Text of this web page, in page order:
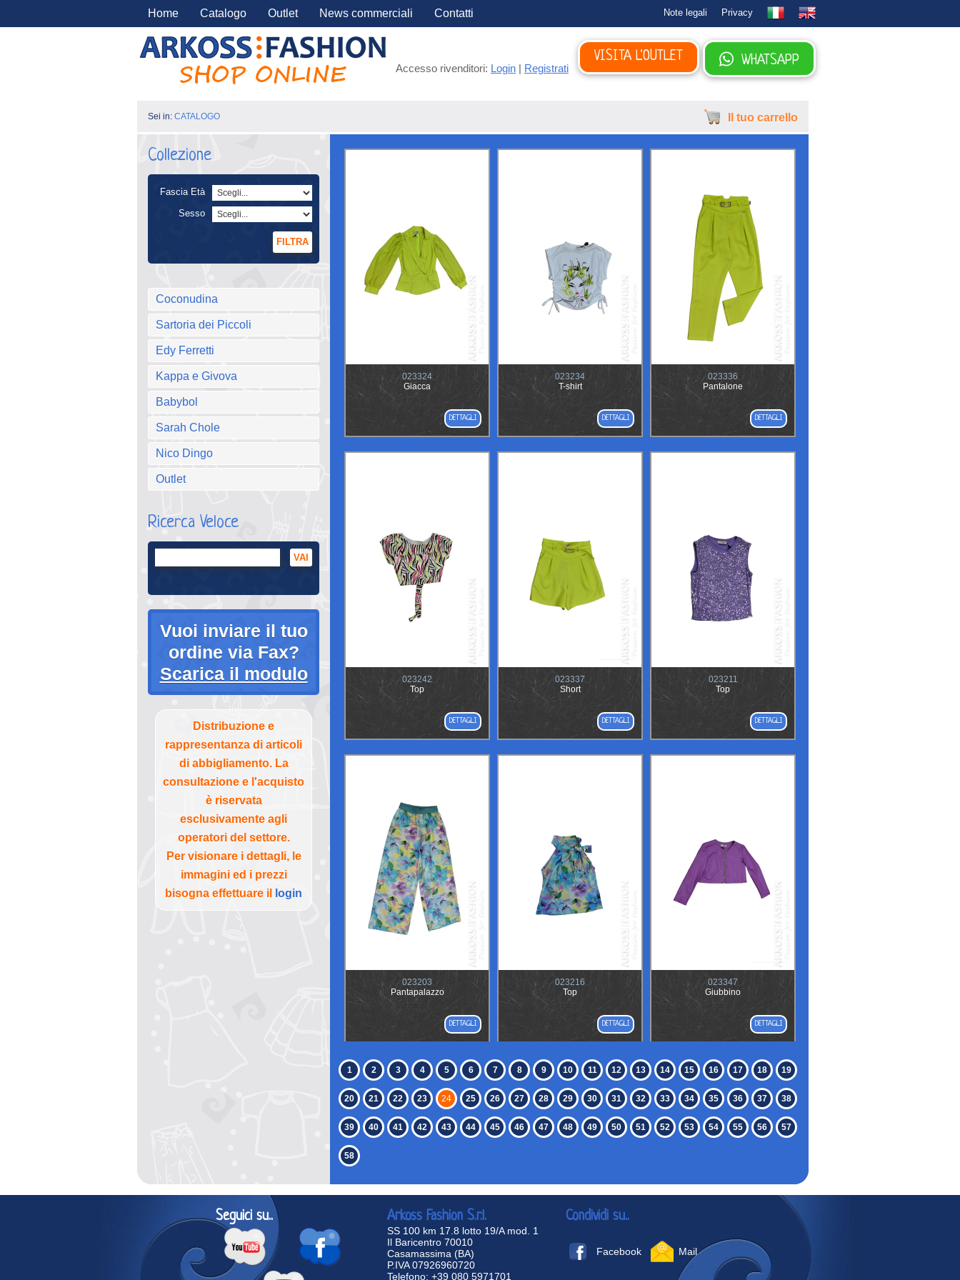
Home Catalogo Outlet News commerciali Contatti Note legali Privacy
Accesso rivenditori: Login Registrati
WHATSAPP
VISITA L'OUTLET
Sei in: CATALOGO Il tuo carrello
Collezione
Fascia Età
Sesso
FILTRA
Coconudina
Sartoria dei Piccoli
Edy Ferretti
Kappa e Givova
Babybol
Sarah Chole
Nico Dingo
Outlet
Ricerca Veloce
Vuoi inviare il tuo
ordine via Fax?
Scarica il modulo
Distribuzione e
rappresentanza di articoli
di abbigliamento. La
consultazione e l'acquisto
è riservata
esclusivamente agli
operatori del settore.
Per visionare i dettagli, le
immagini ed i prezzi
bisogna effettuare il
login
023324
Giacca
DETTAGLI
023234
T-shirt
DETTAGLI
023336
Pantalone
DETTAGLI
023242
Top
DETTAGLI
023337
Short
DETTAGLI
023211
Top
DETTAGLI
023203
Pantapalazzo
DETTAGLI
023216
Top
DETTAGLI
023347
Giubbino
DETTAGLI
1 2 3 4 5 6 7 8 9 10 11 12 13 14 15 16 17 18 19
20 21 22 23 24 25 26 27 28 29 30 31 32 33 34 35 36 37 38
39 40 41 42 43 44 45 46 47 48 49 50 51 52 53 54 55 56 57
58
Seguici su.. Arkoss Fashion S.r.l.
SS 100 km 17.8 lotto 19/A mod. 1
Il Baricentro 70010
Casamassima (BA)
P.IVA 07926960720
Telefono: +39 080 5971701
Condividi su..
Facebook Mail